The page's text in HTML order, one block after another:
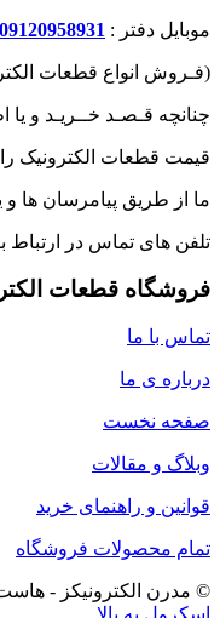
موبایل دفتر : 09120958931
(فـروش انواع قطعات
چنانچه قـصـد خــریـد و یا
قیمت قطعات الکترونیک را
ما از طریق پیامرسان ها و
تلفن های تماس در ارتباط
فروشگاه قطعات
تماس با ما
درباره ی ما
صفحه نخست
وبلاگ و مقالات
قوانین و راهنمای خرید
تمام محصولات فروشگاه
© مدرن الکترونیکز -